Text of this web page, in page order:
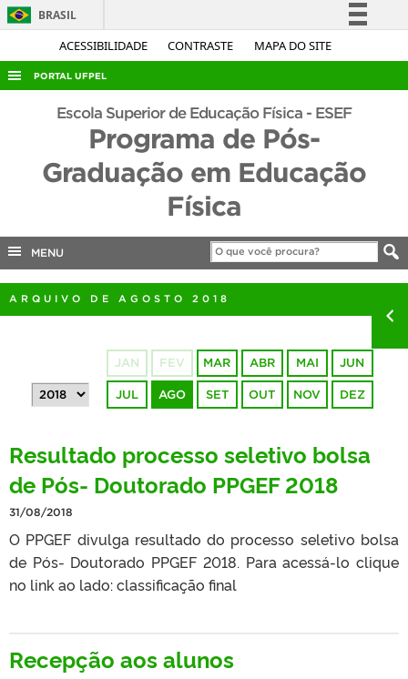
ACESSIBILIDADE CONTRASTE MAPA DO SITE
BRASIL
Simplifique!
Acesso à informação
Legislação
Canais
PORTAL UFPEL
ACESSO À INFORMAÇÃO
COBALTO
Escola Superior de Educação Física - ESEF
Programa de Pós-
Graduação em Educação
Física
MENU
ARQUIVO DE AGOSTO 2018
JAN FEV MAR ABR MAI JUN
JUL AGO SET OUT NOV DEZ
Resultado processo seletivo bolsa
de Pós- Doutorado PPGEF 2018
31/08/2018
O PPGEF divulga resultado do processo seletivo bolsa
de Pós- Doutorado PPGEF 2018. Para acessá-lo clique
no link ao lado: classificação final
Recepção aos alunos